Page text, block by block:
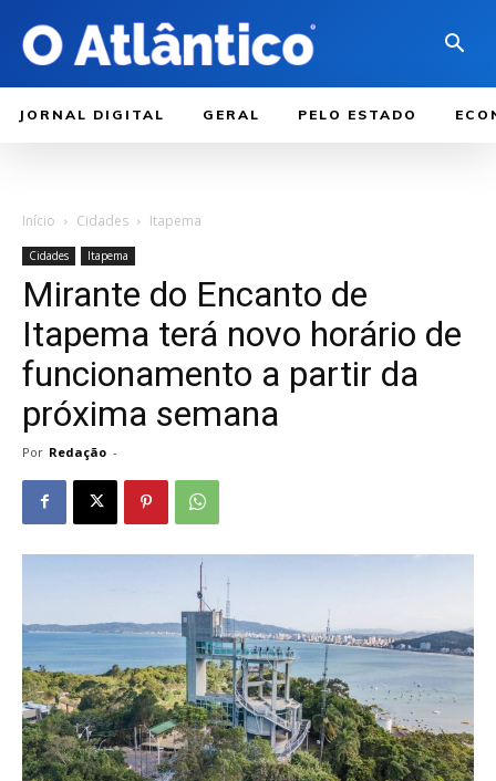
JORNAL DIGITAL GERAL PELO ESTADO
Início Cidades Itapema
Cidades Itapema
Mirante do Encanto de
Itapema terá novo horário de
funcionamento a partir da
próxima semana
Por Redação -